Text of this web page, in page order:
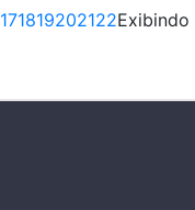
171819202122Exibindo